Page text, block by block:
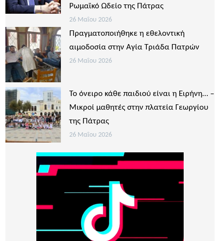
Ρωμαϊκό Ωδείο της Πάτρας
26 Μαΐου 2026
Πραγματοποιήθηκε η εθελοντική
αιμοδοσία στην Αγία Τριάδα Πατρών
26 Μαΐου 2026
Το όνειρο κάθε παιδιού είναι η Ειρήνη… –
Μικροί μαθητές στην πλατεία Γεωργίου
της Πάτρας
26 Μαΐου 2026